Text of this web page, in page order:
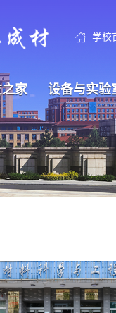
学校
家 设备与实验